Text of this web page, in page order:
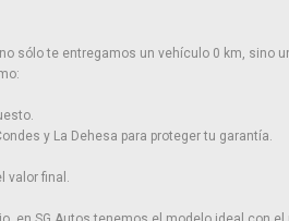
sólo te entregamos un vehículo 0 km, sino
y La Dehesa para proteger tu garantía.
valor final.